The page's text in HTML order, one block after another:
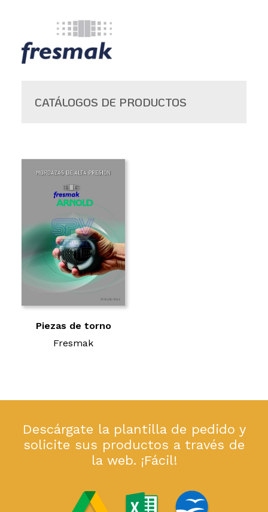
CATÁLOGOS DE PRODUCTOS
Piezas de torno
Fresmak
Descárgate la plantilla de pedido y
solicite sus productos a través de
la web. ¡Fácil!